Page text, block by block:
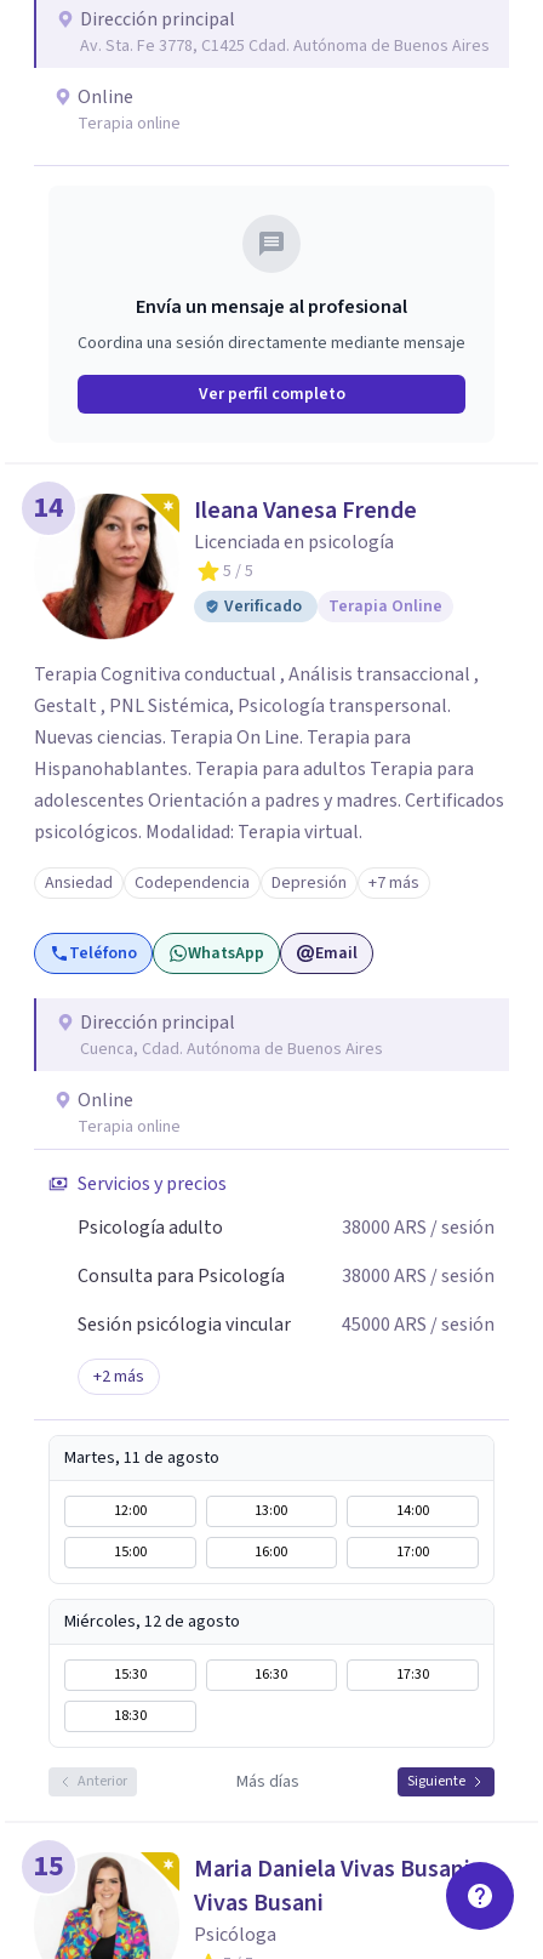
Lic. Ricardo L.M. Boucherie, quien posee una orientación
Sistémica, Cognitivo Conductual y Psicoanálisis
Dirección principal
Av. Sta. Fe 3778, C1425 Cdad. Autónoma de Buenos Aires
Online
Terapia online
Envía un mensaje al profesional
Coordina una sesión directamente mediante mensaje
Ver perfil completo
14 Ileana Vanesa Frende
Licenciada en psicología
5 / 5
Verificado
Terapia Online
Terapia Cognitiva conductual , Análisis transaccional ,
Gestalt , PNL Sistémica, Psicología transpersonal.
Nuevas ciencias. Terapia On Line. Terapia para
Hispanohablantes. Terapia para adultos Terapia para
adolescentes Orientación a padres y madres. Certificados
psicológicos. Modalidad: Terapia virtual.
Ansiedad Codependencia Depresión +7 más
Teléfono WhatsApp Email
Dirección principal
Cuenca, Cdad. Autónoma de Buenos Aires
Online
Terapia online
Servicios y precios
Psicología adulto
38000ARS / sesión
Consulta para Psicología
38000ARS / sesión
Sesión psicólogia vincular
45000ARS / sesión
+2más
Martes, 11 de agosto
12:00 13:00
14:00
15:00
16:00 17:00
Miércoles, 12 de agosto
15:30 16:30
17:30
18:30
Anterior Más días Siguiente
15
Maria Daniela Vivas Busani
Vivas Busani
Psicóloga